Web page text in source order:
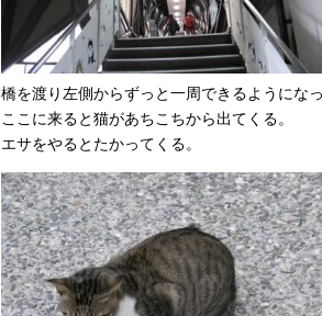
橋を渡り左側からずっと一周できるようになっ
ここに来ると猫があちこちから出てくる。
エサをやるとたかってくる。